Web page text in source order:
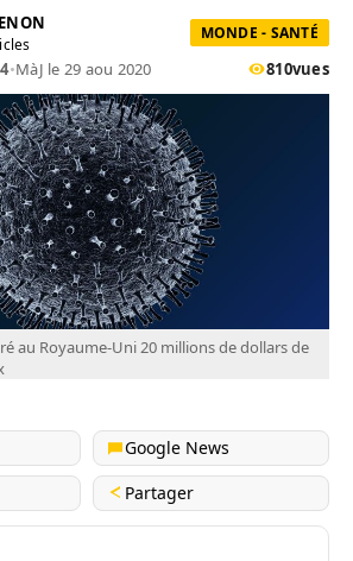
MONDE - SANTÉ
•MàJ le 29 aou 2020 810vues
au Royaume-Uni 20 millions de dollars de
Google News
Partager